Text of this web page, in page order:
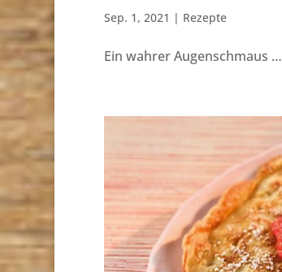
Sep. 1, 2021 | Rezepte
Ein wahrer Augenschmaus …